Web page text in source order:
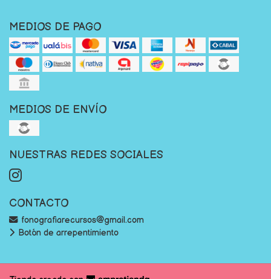
MEDIOS DE PAGO
MEDIOS DE ENVÍO
NUESTRAS REDES SOCIALES
CONTACTO
fonografiarecursos@gmail.com
Botón de arrepentimiento